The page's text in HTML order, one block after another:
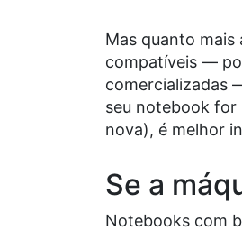
Mas quanto mais
compatíveis ––
comercializadas
seu notebook for
nova), é melhor
Se a
Notebooks com